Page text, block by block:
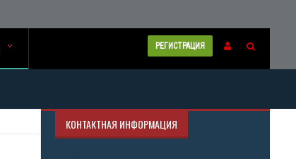
РЕГИСТРАЦИЯ
КОНТАКТНАЯ ИНФОРМАЦИЯ